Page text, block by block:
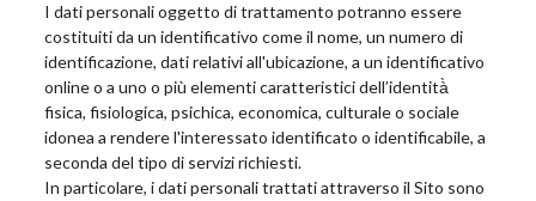
I dati personali oggetto di trattamento potranno essere
costituiti da un identificativo come il nome, un numero di
identificazione, dati relativi all'ubicazione, a un identificativo
online o a uno o più elementi caratteristici dell’identità̀
fisica, fisiologica, psichica, economica, culturale o sociale
idonea a rendere l'interessato identificato o identificabile, a
seconda del tipo di servizi richiesti.
In particolare, i dati personali trattati attraverso il Sito sono